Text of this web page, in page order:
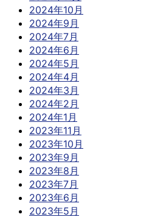
2024年10月
2024年9月
2024年7月
2024年6月
2024年5月
2024年4月
2024年3月
2024年2月
2024年1月
2023年11月
2023年10月
2023年9月
2023年8月
2023年7月
2023年6月
2023年5月